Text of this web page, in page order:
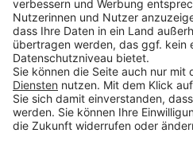
Prof. Dr. Stefan Baldi